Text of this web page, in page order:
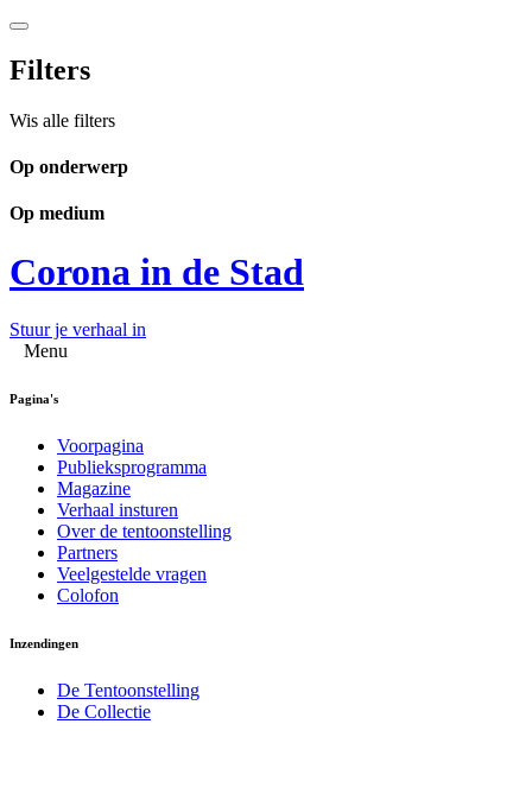
Filters
Wis alle filters
Op onderwerp
Op medium
Corona in de Stad
Stuur je verhaal in
Menu
Pagina's
Voorpagina
Publieksprogramma
Magazine
Verhaal insturen
Over de tentoonstelling
Partners
Veelgestelde vragen
Colofon
Inzendingen
De Tentoonstelling
De Collectie